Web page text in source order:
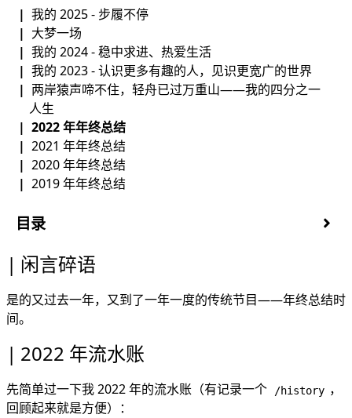
我的 2025 - 步履不停
大梦一场
我的 2024 - 稳中求进、热爱生活
我的 2023 - 认识更多有趣的人，见识更宽广的世界
两岸猿声啼不住，轻舟已过万重山——我的四分之一
人生
2022 年年终总结
2021 年年终总结
2020 年年终总结
2019 年年终总结
目录
闲言碎语
2022 年流水账
2022 年 Highlights
1. 英语
3. 工作
4. 阅读
2023 年的展望
技术侧
闲言碎语
是的又过去一年，又到了一年一度的传统节目——年终总结时
间。
2022 年流水账
先简单过一下我 2022 年的流水账（有记录一个 /history ，
回顾起来就是方便）：